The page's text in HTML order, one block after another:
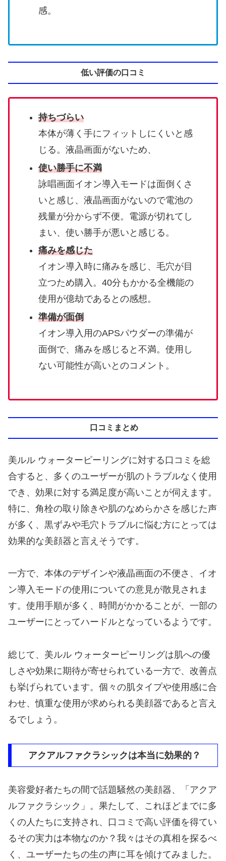
感。
低い評価の口コミ
持ちづらい
本体が薄く手にフィットしにくいと感
じる。液晶画面がないため、
使い勝手に不満
詠唱画面イオン導入モードは面倒くさ
いと感じ、液晶画面がないので電池の
残量が分からず不便。電源が切れてし
まい、使い勝手が悪いと感じる。
痛みを感じた
イオン導入時に痛みを感じ、毛穴が目
立つため購入。40分もかかる全機能の
使用が億劫であるとの感想。
準備が面倒
イオン導入用のAPSパウダーの準備が
面倒で、痛みを感じると不満。使用し
ない可能性が高いとのコメント。
口コミまとめ
美ルル ウォーターピーリングに対する口コミを総
合すると、多くのユーザーが肌のトラブルなく使用
でき、効果に対する満足度が高いことが伺えます。
特に、角栓の取り除きや肌のなめらかさを感じた声
が多く、黒ずみや毛穴トラブルに悩む方にとっては
効果的な美顔器と言えそうです。
一方で、本体のデザインや液晶画面の不便さ、イオ
ン導入モードの使用についての意見が散見されま
す。使用手順が多く、時間がかかることが、一部の
ユーザーにとってハードルとなっているようです。
総じて、美ルル ウォーターピーリングは肌への優
しさや効果に期待が寄せられている一方で、改善点
も挙げられています。個々の肌タイプや使用感に合
わせ、慎重な使用が求められる美顔器であると言え
るでしょう。
アクアルファクラシックは本当に効果的？
美容愛好者たちの間で話題騒然の美顔器、「アクア
ルファクラシック」。果たして、これほどまでに多
くの人たちに支持され、口コミで高い評価を得てい
るその実力は本物なのか？我々はその真相を探るべ
く、ユーザーたちの生の声に耳を傾けてみました。